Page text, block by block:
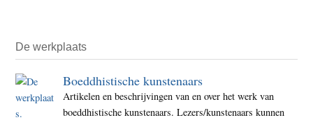
De werkplaats
Boeddhistische kunstenaars
Artikelen en beschrijvingen van en over het werk van
boeddhistische kunstenaars. Lezers/kunstenaars kunnen